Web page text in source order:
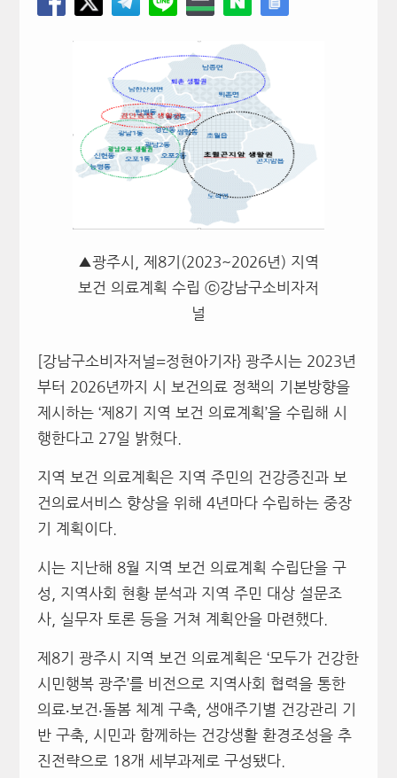
▲광주시, 제8기(2023~2026년) 지역
보건 의료계획 수립 ⓒ강남구소비자저
널
[강남구소비자저널=정현아기자} 광주시는 2023년
부터 2026년까지 시 보건의료 정책의 기본방향을
제시하는 ‘제8기 지역 보건 의료계획’을 수립해 시
행한다고 27일 밝혔다.
지역 보건 의료계획은 지역 주민의 건강증진과 보
건의료서비스 향상을 위해 4년마다 수립하는 중장
기 계획이다.
시는 지난해 8월 지역 보건 의료계획 수립단을 구
성, 지역사회 현황 분석과 지역 주민 대상 설문조
사, 실무자 토론 등을 거쳐 계획안을 마련했다.
제8기 광주시 지역 보건 의료계획은 ‘모두가 건강한
시민행복 광주’를 비전으로 지역사회 협력을 통한
의료‧보건‧돌봄 체계 구축, 생애주기별 건강관리 기
반 구축, 시민과 함께하는 건강생활 환경조성을 추
진전략으로 18개 세부과제로 구성됐다.